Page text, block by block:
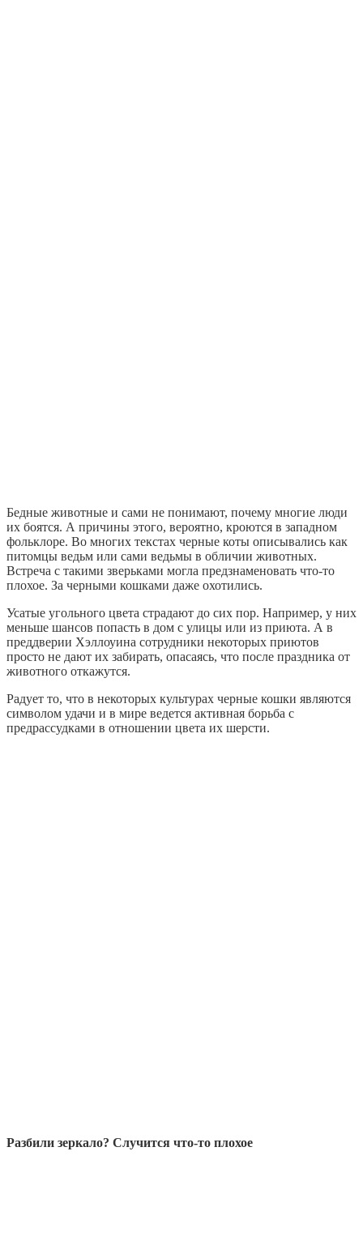
Бедные животные и сами не понимают, почему многие люди
их боятся. А причины этого, вероятно, кроются в западном
фольклоре. Во многих текстах черные коты описывались как
питомцы ведьм или сами ведьмы в обличии животных.
Встреча с такими зверьками могла предзнаменовать что-то
плохое. За черными кошками даже охотились.
Усатые угольного цвета страдают до сих пор. Например, у них
меньше шансов попасть в дом с улицы или из приюта. А в
преддверии Хэллоуина сотрудники некоторых приютов
просто не дают их забирать, опасаясь, что после праздника от
животного откажутся.
Радует то, что в некоторых культурах черные кошки являются
символом удачи и в мире ведется активная борьба с
предрассудками в отношении цвета их шерсти.
Разбили зеркало? Случится что-то плохое